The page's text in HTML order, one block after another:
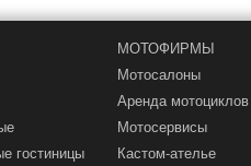
гостиницы
МОТОФИРМЫ
Мотосалоны
Аренда мотоциклов
Мотосервисы
Кастом-ателье